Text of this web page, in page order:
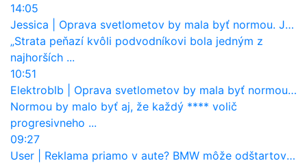
14:05
Jessica
Oprava svetlometov by mala byť normou. Jeden nový dnes stojí priemerne 1251 eur!
„Strata peňazí kvôli podvodníkovi bola jedným z
najhorších ...
10:51
Elektroblb
Oprava svetlometov by mala byť normou. Jeden nový dnes stojí priemerne 1251 eur!
Normou by malo byť aj, že každý **** volič
progresivneho ...
09:27
User
Reklama priamo v aute? BMW môže odštartovať nový trend